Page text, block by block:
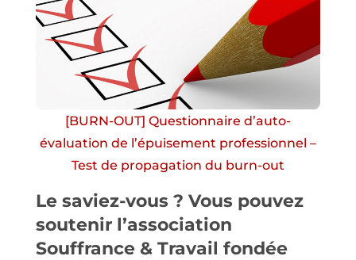
[BURN-OUT] Questionnaire d’auto-
évaluation de l’épuisement professionnel –
Test de propagation du burn-out
Le saviez-vous ? Vous pouvez
soutenir l’association
Souffrance & Travail fondée